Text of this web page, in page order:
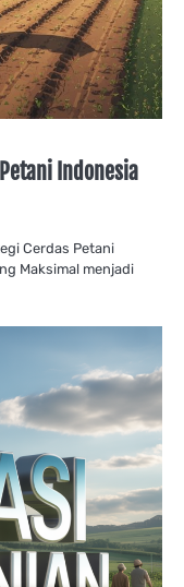
Indonesia
Cerdas Petani
Maksimal menjadi